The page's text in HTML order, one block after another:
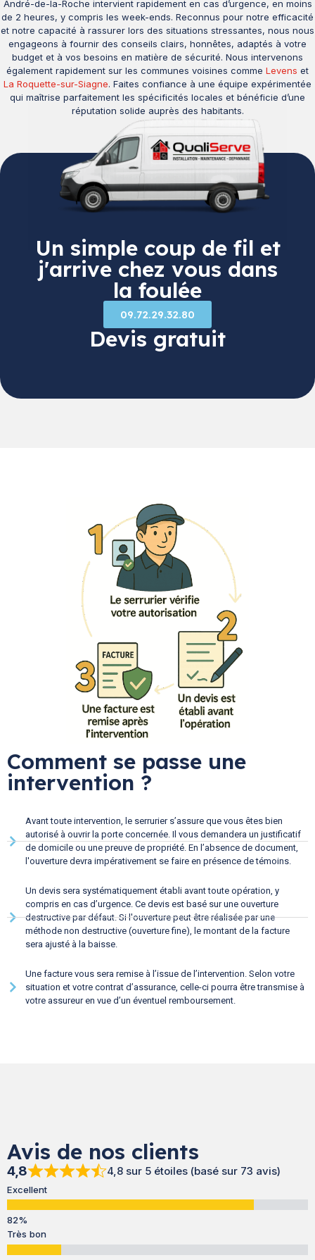
André-de-la-Roche intervient rapidement en cas d’urgence, en moins
de 2 heures, y compris les week-ends. Reconnus pour notre efficacité
et notre capacité à rassurer lors des situations stressantes, nous nous
engageons à fournir des conseils clairs, honnêtes, adaptés à votre
budget et à vos besoins en matière de sécurité. Nous intervenons
également rapidement sur les communes voisines comme Levens et
La Roquette-sur-Siagne. Faites confiance à une équipe expérimentée
qui maîtrise parfaitement les spécificités locales et bénéficie d’une
réputation solide auprès des habitants.
Un simple coup de fil et
j'arrive chez vous dans
la foulée
09.72.29.32.80
Devis gratuit
Comment se passe une
intervention ?
Avant toute intervention, le serrurier s’assure que vous êtes bien
autorisé à ouvrir la porte concernée. Il vous demandera un justificatif
de domicile ou une preuve de propriété. En l’absence de document,
l'ouverture devra impérativement se faire en présence de témoins.
Un devis sera systématiquement établi avant toute opération, y
compris en cas d’urgence. Ce devis est basé sur une ouverture
destructive par défaut. Si l'ouverture peut être réalisée par une
méthode non destructive (ouverture fine), le montant de la facture
sera ajusté à la baisse.
Une facture vous sera remise à l’issue de l’intervention. Selon votre
situation et votre contrat d’assurance, celle-ci pourra être transmise à
votre assureur en vue d’un éventuel remboursement.
Avis de nos clients
4,8 4,8 sur 5 étoiles (basé sur 73 avis)
Excellent
Très bon